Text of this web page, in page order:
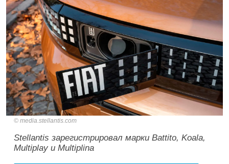
media.stellantis.com
Stellantis зарегистрировал марки Battito, Koala,
Multiplay и Multiplina